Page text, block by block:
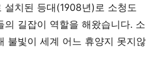
설치된 등대(1908년)로 소청도
의 길잡이 역할을 해왔습니다. 소
불빛이 세계 어느 휴양지 못지않